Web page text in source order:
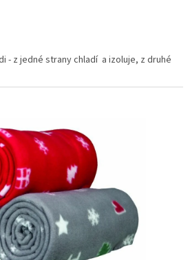
- z jedné strany chladí a izoluje, z druhé